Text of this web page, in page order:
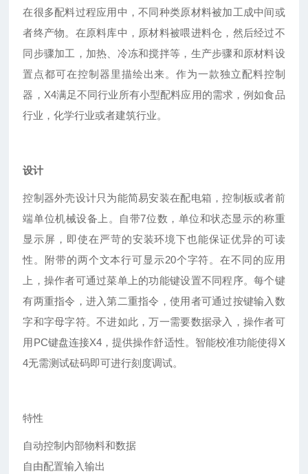
在很多配料过程应用中，不同种类原材料被加工成中间或
者终产物。在原料库中，原材料被喂进料仓，然后经过不
同步骤加工，加热、冷冻和搅拌等，生产步骤和原材料设
置点都可在控制器里描绘出来。作为一款独立配料控制
器，X4满足不同行业所有小型配料应用的需求，例如食品
行业，化学行业或者建筑行业。
设计
控制器外壳设计只为能简易安装在配电箱，控制板或者前
端单位机械设备上。自带7位数，单位和状态显示的称重
显示屏，即使在严苛的安装环境下也能保证优异的可读
性。附带的两个文本行可显示20个字符。在不同的应用
上，操作者可通过菜单上的功能键设置不同程序。每个键
有两重指令，进入第二重指令，使用者可通过按键输入数
字和字母字符。不进如此，万一需要数据录入，操作者可
用PC键盘连接X4，提供操作舒适性。智能校准功能使得X
4无需测试砝码即可进行刻度调试。
特性
自动控制内部物料和数据
自由配置输入输出